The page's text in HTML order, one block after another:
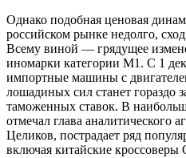
Однако подобная ценовая
российском рынке недолго,
Всему виной — грядущее
иномарки категории М1. С 1
импортные машины с
лошадиных сил станет гораздо
таможенных ставок. В
отмечал глава аналитического
Целиков, пострадает ряд
включая китайские